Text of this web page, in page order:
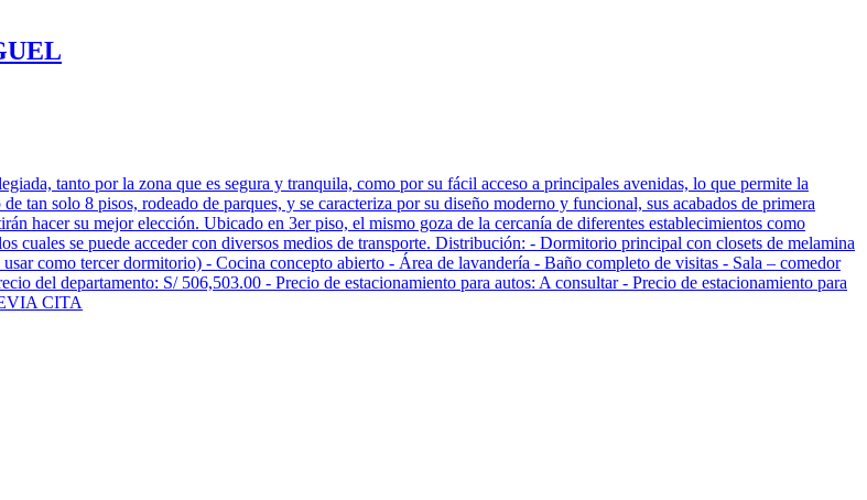
tanto por la zona que es segura y tranquila, como por su fácil acceso a principales avenidas, lo que permite la
tan solo 8 pisos, rodeado de parques, y se caracteriza por su diseño moderno y funcional, sus acabados de primera
hacer su mejor elección. Ubicado en 3er piso, el mismo goza de la cercanía de diferentes establecimientos como
cuales se puede acceder con diversos medios de transporte. Distribución: - Dormitorio principal con closets de melamina
como tercer dormitorio) - Cocina concepto abierto - Área de lavandería - Baño completo de visitas - Sala – comedor
del departamento: S/ 506,503.00 - Precio de estacionamiento para autos: A consultar - Precio de estacionamiento para
CITA